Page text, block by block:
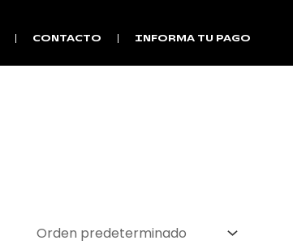
CONTACTO INFORMA TU PAGO